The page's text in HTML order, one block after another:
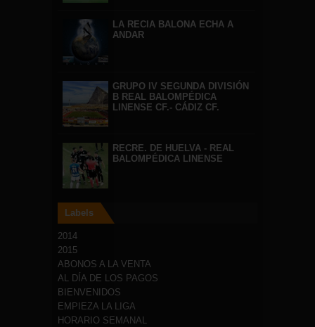
LA RECIA BALONA ECHA A
ANDAR
GRUPO IV SEGUNDA DIVISIÓN
B REAL BALOMPÉDICA
LINENSE CF.- CÁDIZ CF.
RECRE. DE HUELVA - REAL
BALOMPÉDICA LINENSE
Labels
2014
2015
ABONOS A LA VENTA
AL DÍA DE LOS PAGOS
BIENVENIDOS
EMPIEZA LA LIGA
HORARIO SEMANAL